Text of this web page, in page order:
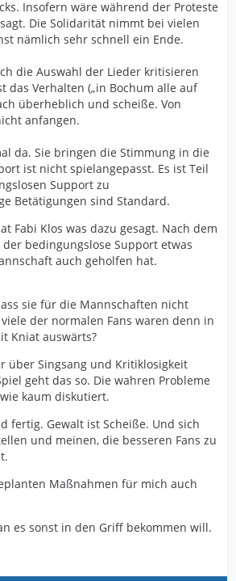
Insofern wäre während der Proteste
Die Solidarität nimmt bei vielen
nämlich sehr schnell ein Ende.
die Auswahl der Lieder kritisieren
das Verhalten („in Bochum alle auf
überheblich und scheiße. Von
anfangen.
da. Sie bringen die Stimmung in die
ist nicht spielangepasst. Es ist Teil
Support zu
Betätigungen sind Standard.
Fabi Klos was dazu gesagt. Nach dem
bedingungslose Support etwas
auch geholfen hat.
sie für die Mannschaften nicht
der normalen Fans waren denn in
Kniat auswärts?
über Singsang und Kritiklosigkeit
geht das so. Die wahren Probleme
kaum diskutiert.
fertig. Gewalt ist Scheiße. Und sich
und meinen, die besseren Fans zu
Maßnahmen für mich auch
es sonst in den Griff bekommen will.